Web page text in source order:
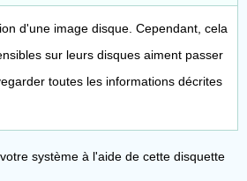
d'une image disque. Cependant, cela
sur leurs disques aiment passer
toutes les informations décrites
système à l'aide de cette disquette